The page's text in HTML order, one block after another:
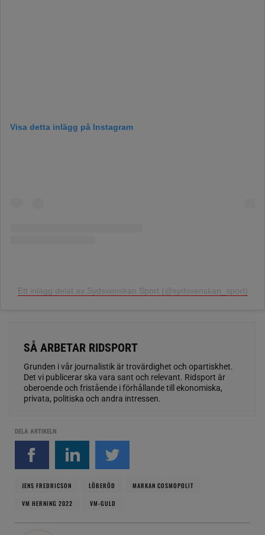
Visa detta inlägg på Instagram
Ett inlägg delat av Sydsvenskan Sport (@sydsvenskan_sport)
SÅ ARBETAR RIDSPORT
Grunden i vår journalistik är trovärdighet och opartiskhet.
Det vi publicerar ska vara sant och relevant. Ridsport är
oberoende och fristående i förhållande till ekonomiska,
privata, politiska och andra intressen.
DELA ARTIKELN
JENS FREDRICSON LÖBERÖD
MARKAN COSMOPOLIT
VM HERNING 2022
VM-GULD